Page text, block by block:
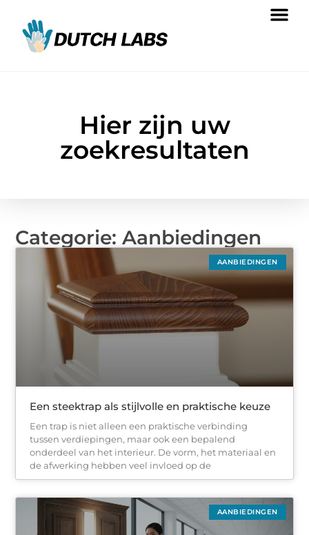
Hier zijn uw
zoekresultaten
Categorie: Aanbiedingen
AANBIEDINGEN
Een steektrap als stijlvolle en praktische keuze
Een trap is niet alleen een praktische verbinding
tussen verdiepingen, maar ook een bepalend
onderdeel van het interieur. De vorm, het materiaal en
de afwerking hebben veel invloed op de
AANBIEDINGEN